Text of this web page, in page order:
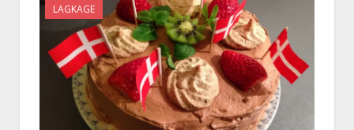
LAGKAGE